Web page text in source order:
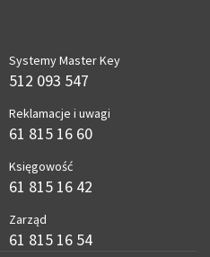
Systemy Master Key
512 093 547
Reklamacje i uwagi
61 815 16 60
Księgowość
61 815 16 42
Zarząd
61 815 16 54